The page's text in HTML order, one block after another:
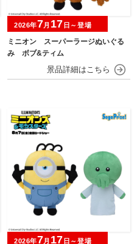
ミニオン スーパーラージぬいぐる
み ボブ&ティム
2026年7月 17 日～登場
2026年7月 17 日～登場